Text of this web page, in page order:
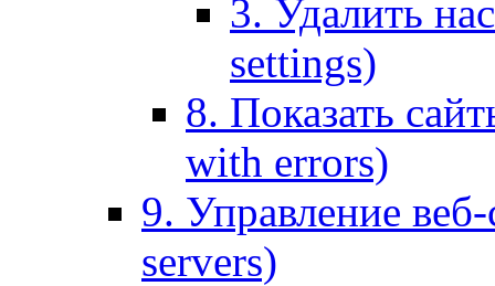
3. Удалить
settings)
8. Показать
with errors)
9. Управление
servers)